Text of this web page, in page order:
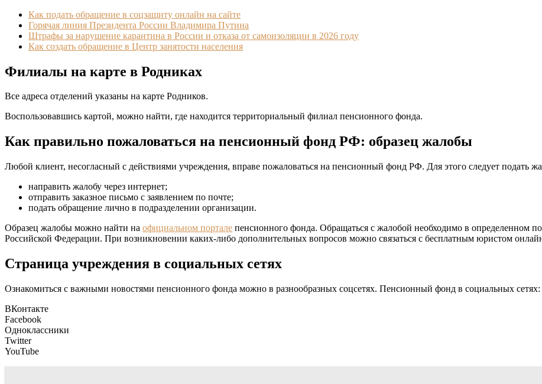
Как подать обращение в соцзащиту онлайн на сайте
Горячая линия Президента России Владимира Путина
Штрафы за нарушение карантина в России и отказа от самоизоляции в 2026 году
Как создать обращение в Центр занятости населения
Филиалы на карте в Родниках
Все адреса отделений указаны на карте Родников.
Воспользовавшись картой, можно найти, где находится территориальный филиал пенсионного фонда.
Как правильно пожаловаться на пенсионный фонд РФ: образец жалобы
Любой клиент, несогласный с действиями учреждения, вправе пожаловаться на пенсионный фонд РФ. Для этого следует подать
направить жалобу через интернет;
отправить заказное письмо с заявлением по почте;
подать обращение лично в подразделении организации.
Образец жалобы можно найти на официальном портале пенсионного фонда. Обращаться с жалобой необходимо в определенном
Российской Федерации. При возникновении каких-либо дополнительных вопросов можно связаться с бесплатным юристом
Страница учреждения в социальных сетях
Ознакомиться с важными новостями пенсионного фонда можно в разнообразных соцсетях. Пенсионный фонд в социальных сетях:
ВКонтакте
Facebook
Одноклассники
Twitter
YouTube